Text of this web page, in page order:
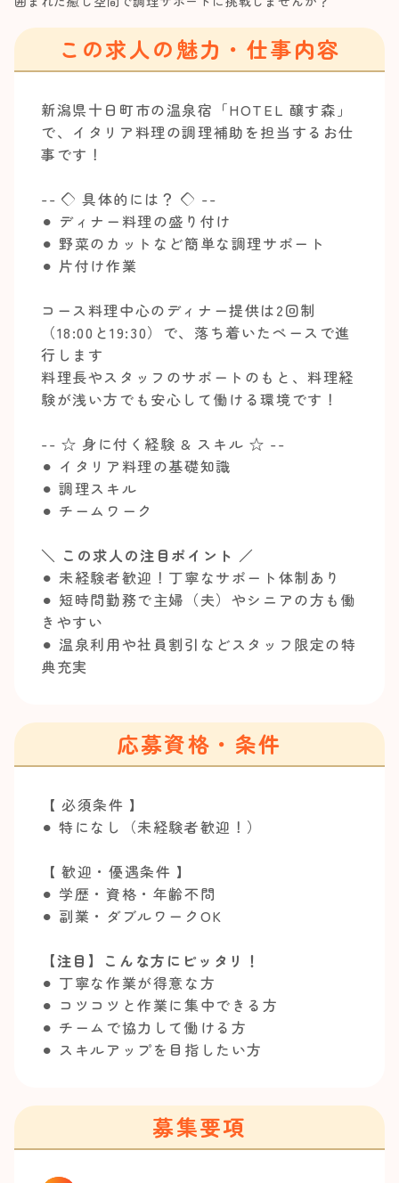
この求人の魅力・仕事内容
新潟県十日町市の温泉宿「HOTEL 醸す森」
で、イタリア料理の調理補助を担当するお仕
事です！
-- ◇ 具体的には？ ◇ --
⚫︎ ディナー料理の盛り付け
⚫︎ 野菜のカットなど簡単な調理サポート
⚫︎ 片付け作業
コース料理中心のディナー提供は2回制
（18:00と19:30）で、落ち着いたペースで進
行します
料理長やスタッフのサポートのもと、料理経
験が浅い方でも安心して働ける環境です！
-- ☆ 身に付く経験 & スキル ☆ --
⚫︎ イタリア料理の基礎知識
⚫︎ 調理スキル
⚫︎ チームワーク
＼ この求人の注目ポイント ／
⚫︎ 未経験者歓迎！丁寧なサポート体制あり
⚫︎ 短時間勤務で主婦（夫）やシニアの方も働
きやすい
⚫︎ 温泉利用や社員割引などスタッフ限定の特
典充実
応募資格・条件
【 必須条件 】
⚫︎ 特になし（未経験者歓迎！）
【 歓迎・優遇条件 】
⚫︎ 学歴・資格・年齢不問
⚫︎ 副業・ダブルワークOK
【注目】こんな方にピッタリ！
⚫︎ 丁寧な作業が得意な方
⚫︎ コツコツと作業に集中できる方
⚫︎ チームで協力して働ける方
⚫︎ スキルアップを目指したい方
募集要項